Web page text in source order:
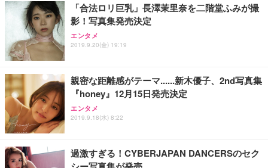
「合法ロリ巨乳」長澤茉里奈を二階堂ふみが撮
影！写真集発売決定
エンタメ
2019.9.20(金) 19:19
親密な距離感がテーマ......新木優子、2nd写真集
『honey』12月15日発売決定
エンタメ
2019.9.18(水) 8:22
過激すぎる！CYBERJAPAN DANCERSのセク